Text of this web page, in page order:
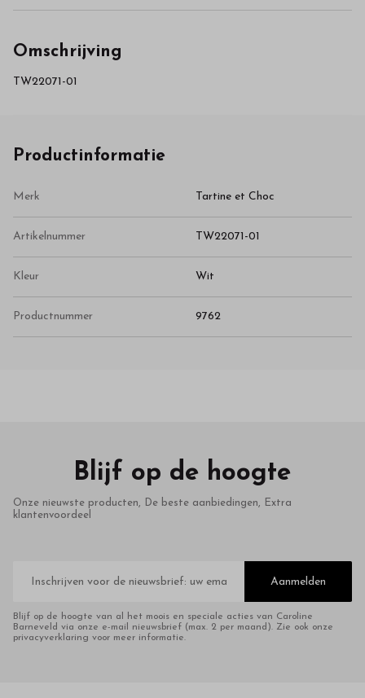
Omschrijving
TW22071-01
Productinformatie
Merk Tartine et Choc
Artikelnummer TW22071-01
Kleur Wit
Productnummer 9762
Blijf op de hoogte
Onze nieuwste producten, De beste aanbiedingen, Extra
klantenvoordeel
mailadres
Aanmelden
Blijf op de hoogte van al het moois en speciale acties van Caroline
Barneveld via onze e-mail nieuwsbrief (max. 2 per maand). Zie ook onze
privacyverklaring voor meer informatie.